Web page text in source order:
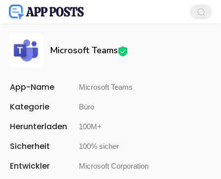
Microsoft Teams
App-Name Microsoft Teams
Kategorie Büro
Herunterladen 100M+
Sicherheit 100% sicher
Entwickler Microsoft Corporation